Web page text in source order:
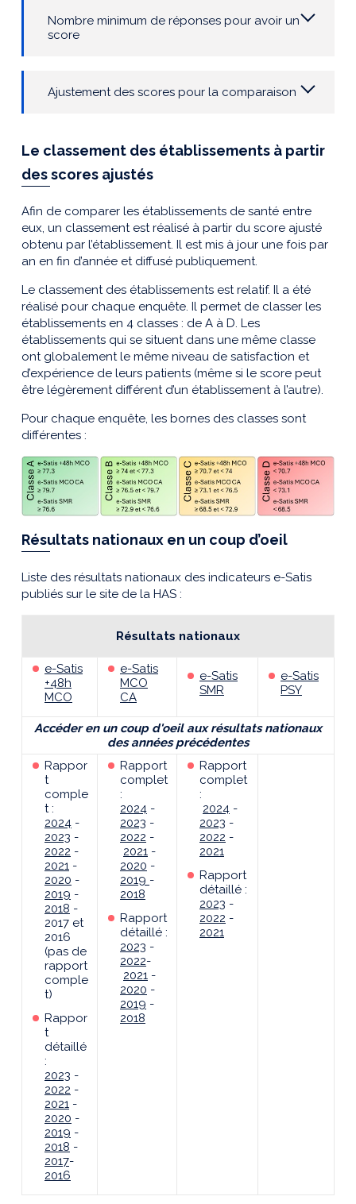
Nombre minimum de réponses pour avoir un
score
Ajustement des scores pour la comparaison
Le classement des établissements à partir
des scores ajustés
Afin de comparer les établissements de santé entre
eux, un classement est réalisé à partir du score ajusté
obtenu par l’établissement. Il est mis à jour une fois par
an en fin d’année et diffusé publiquement.
Le classement des établissements est relatif. Il a été
réalisé pour chaque enquête. Il permet de classer les
établissements en 4 classes : de A à D. Les
établissements qui se situent dans une même classe
ont globalement le même niveau de satisfaction et
d’expérience de leurs patients (même si le score peut
être légèrement différent d’un établissement à l’autre).
Pour chaque enquête, les bornes des classes sont
différentes :
Résultats nationaux en un coup d’oeil
Liste des résultats nationaux des indicateurs e-Satis
publiés sur le site de la HAS :
Résultats nationaux
e-Satis
+48h
MCO
e-Satis
MCO
CA
e-Satis
SMR
e-Satis
PSY
Accéder en un coup d'oeil aux résultats nationaux
des années précédentes
Rappor
t
comple
t :
2024 -
2023 -
2022 -
2021 -
2020 -
2019 -
2018 -
2017 et
2016
(pas de
rapport
comple
t)
Rappor
t
détaillé
:
2023 -
2022 -
2021 -
2020 -
2019 -
2018 -
2017-
2016
Rapport
complet
:
2024 -
2023 -
2022 -
2021 -
2020 -
2019 -
2018
Rapport
détaillé :
2023 -
2022-
2021 -
2020 -
2019 -
2018
Rapport
complet
:
2024 -
2023 -
2022 -
2021
Rapport
détaillé :
2023 -
2022 -
2021